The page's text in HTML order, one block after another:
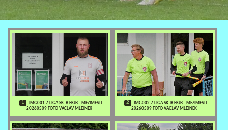
1
IMG001 7.LIGA SK. B FKJB - MEZIMESTI
20260509 FOTO VACLAV MLEJNEK
2
IMG002 7.LIGA SK. B FKJB - MEZIMESTI
20260509 FOTO VACLAV MLEJNEK